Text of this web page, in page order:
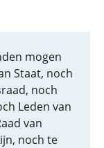
mogen
Staat, noch
noch
Leden van
van
noch te